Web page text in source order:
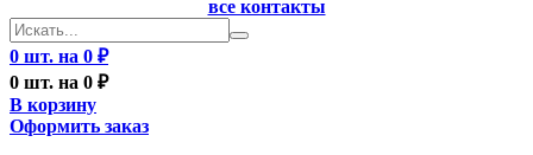
все контакты
0 шт. на 0 ₽
0 шт. на 0 ₽
В корзину
Оформить заказ